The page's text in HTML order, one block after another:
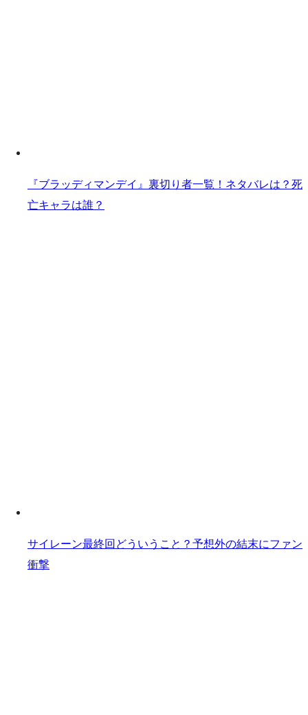
『ブラッディマンデイ』裏切り者一覧！ネタバレは？死
亡キャラは誰？
サイレーン最終回どういうこと？予想外の結末にファン
衝撃